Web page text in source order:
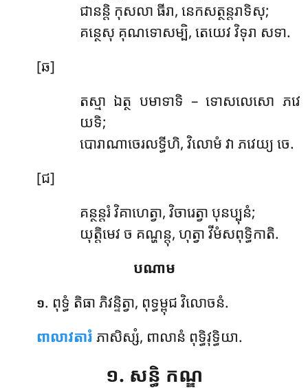
ជានន្តិ កុសលា ធីរា, នេកសត្ថន្តរាទិសុ;
គន្ថេសុ គុណទោសម្បិ, តេយេវ វិទុរា សទា.
[ឆ]
តស្មា ឯត្ថ បមាទាទិ – ទោសលេសោ ភវេ
យទិ;
បោរាណាចេរលទ្ធីហិ, វិលោមំ វា ភវេយ្យ ចេ.
[ជ]
គន្ថន្តរំ វិគាហេត្វា, វិចារេត្វា បុនប្បុនំ;
យុត្តិមេវ ច គណ្ហន្តុ, ហុត្វា វីមំសពុទ្ធិកាតិ.
បណាម
១. ពុទ្ធំ តិធា ភិវន្ទិត្វា, ពុទ្ធម្ពុជ វិលោចនំ.
ពាលាវតារំ ភាសិស្សំ, ពាលានំ ពុទ្ធិវុទ្ធិយា.
១. សន្ធិ កណ្ឌ